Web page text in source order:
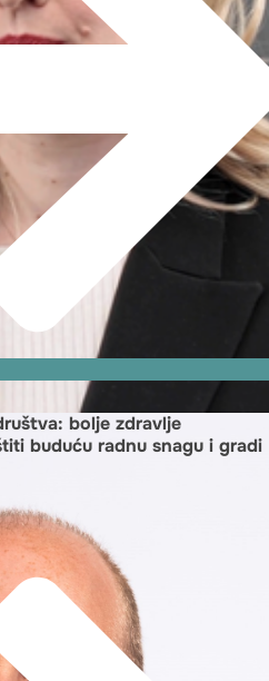
bolje zdravlje
buduću radnu snagu i gradi